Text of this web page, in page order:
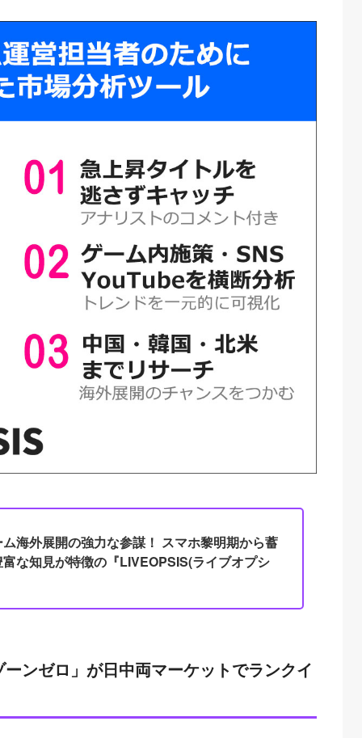
イン。「ゼンレスゾーンゼロ」は8位に。
】
海外展開の強力な参謀！ スマホ黎明期から蓄
な知見が特徴の『LIVEOPSIS(ライブオプシ
ンゼロ」が日中両マーケットでランクイ